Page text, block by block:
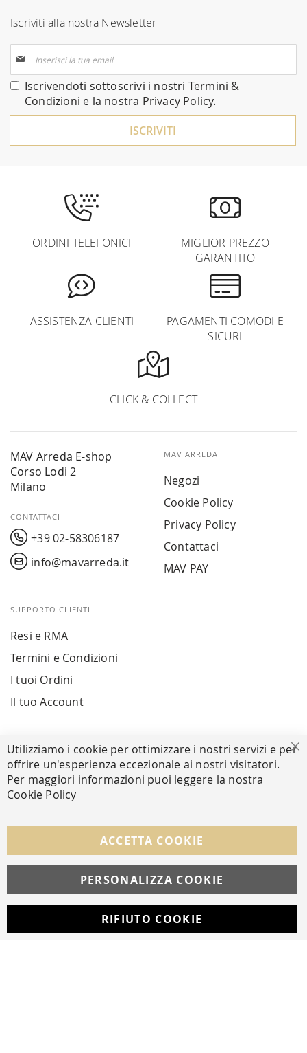
Iscriviti alla nostra Newsletter
alla
nostra
Newsletter:
Iscrivendoti sottoscrivi i nostri Termini &
Condizioni e la nostra Privacy Policy.
ISCRIVITI
ORDINI TELEFONICI
MIGLIOR PREZZO
GARANTITO
ASSISTENZA CLIENTI
PAGAMENTI COMODI E
SICURI
CLICK & COLLECT
MAV Arreda E-shop
Corso Lodi 2
Milano
CONTATTACI
+39 02-58306187
info@mavarreda.it
MAV ARREDA
Negozi
Cookie Policy
Privacy Policy
Contattaci
MAV PAY
SUPPORTO CLIENTI
Resi e RMA
Termini e Condizioni
I tuoi Ordini
Il tuo Account
Facebook Instagram Whatsapp
© Copyright MAV Arreda s.r.l. | P.IVA IT05919160969
Via Galileo Galilei, 14 | Milano
Utilizziamo i cookie per ottimizzare i nostri servizi e per
offrire un'esperienza eccezionale ai nostri visitatori.
Per maggiori informazioni puoi leggere la nostra
Cookie Policy
ACCETTA COOKIE
PERSONALIZZA COOKIE
RIFIUTO COOKIE